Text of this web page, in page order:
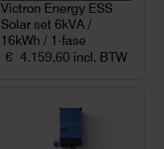
Victron Energy ESS
Solar set 6kVA /
16kWh / 1-fase
€ 4.159,60 incl. BTW